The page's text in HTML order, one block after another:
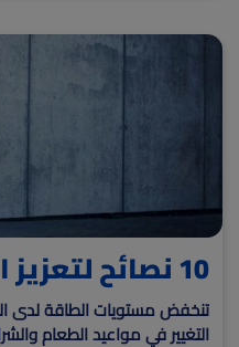
10 نصائح لتعزيز الطاقة في رمضان
تنخفض مستويات الطاقة لدى
التغيير في مواعيد الطعام